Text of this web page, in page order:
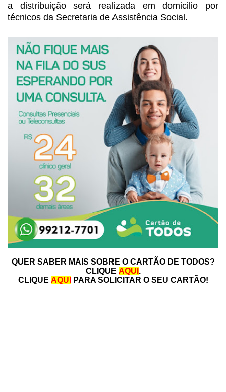
a distribuição será realizada em domicilio por
técnicos da Secretaria de Assistência Social.
QUER SABER MAIS SOBRE O CARTÃO DE TODOS?
CLIQUE AQUI .
CLIQUE AQUI PARA SOLICITAR O SEU CARTÃO!